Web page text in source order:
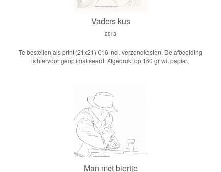
Vaders kus
2013
Te bestellen als print (21x21) €16 incl. verzendkosten. De afbeelding
is hiervoor geoptimaliseerd. Afgedrukt op 160 gr wit papier.
Man met biertje